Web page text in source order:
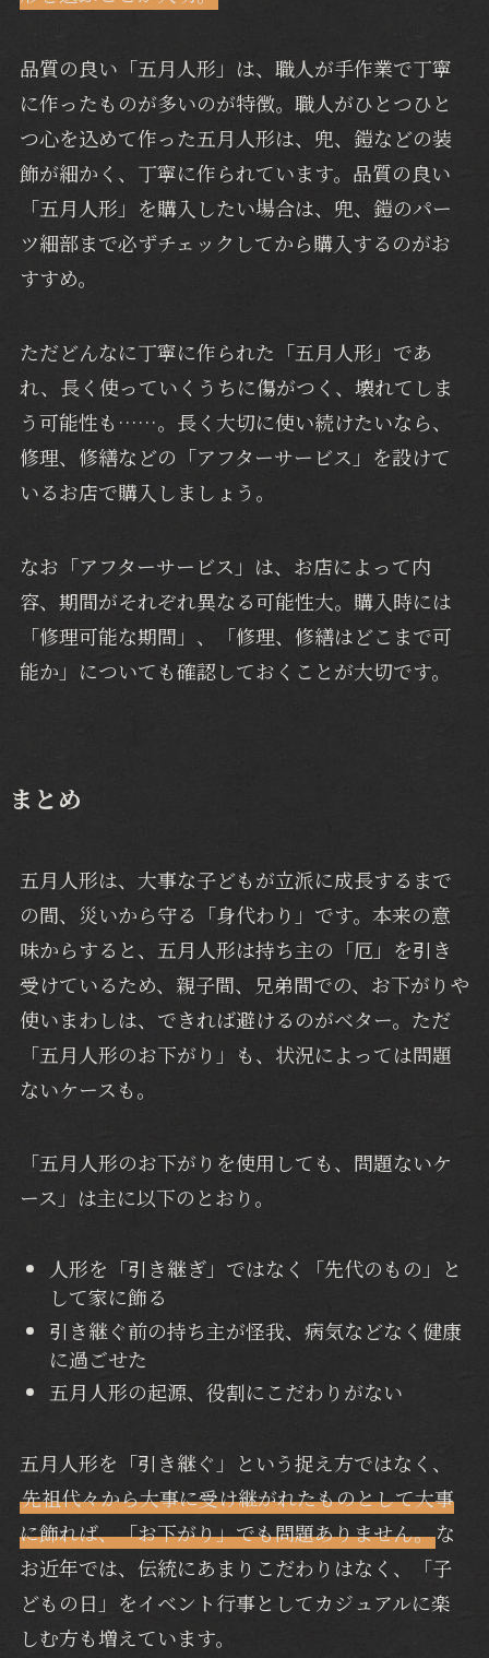
品質の良い「五月人形」は、職人が手作業で丁寧
に作ったものが多いのが特徴。職人がひとつひと
つ心を込めて作った五月人形は、兜、鎧などの装
飾が細かく、丁寧に作られています。品質の良い
「五月人形」を購入したい場合は、兜、鎧のパー
ツ細部まで必ずチェックしてから購入するのがお
すすめ。
ただどんなに丁寧に作られた「五月人形」であ
れ、長く使っていくうちに傷がつく、壊れてしま
う可能性も……。長く大切に使い続けたいなら、
修理、修繕などの「アフターサービス」を設けて
いるお店で購入しましょう。
なお「アフターサービス」は、お店によって内
容、期間がそれぞれ異なる可能性大。購入時には
「修理可能な期間」、「修理、修繕はどこまで可
能か」についても確認しておくことが大切です。
まとめ
五月人形は、大事な子どもが立派に成長するまで
の間、災いから守る「身代わり」です。本来の意
味からすると、五月人形は持ち主の「厄」を引き
受けているため、親子間、兄弟間での、お下がりや
使いまわしは、できれば避けるのがベター。ただ
「五月人形のお下がり」も、状況によっては問題
ないケースも。
「五月人形のお下がりを使用しても、問題ないケ
ース」は主に以下のとおり。
人形を「引き継ぎ」ではなく「先代のもの」と
して家に飾る
引き継ぐ前の持ち主が怪我、病気などなく健康
に過ごせた
五月人形の起源、役割にこだわりがない
五月人形を「引き継ぐ」という捉え方ではなく、
先祖代々から大事に受け継がれたものとして大事
に飾れば、「お下がり」でも問題ありません。な
お近年では、伝統にあまりこだわりはなく、「子
どもの日」をイベント行事としてカジュアルに楽
しむ方も増えています。